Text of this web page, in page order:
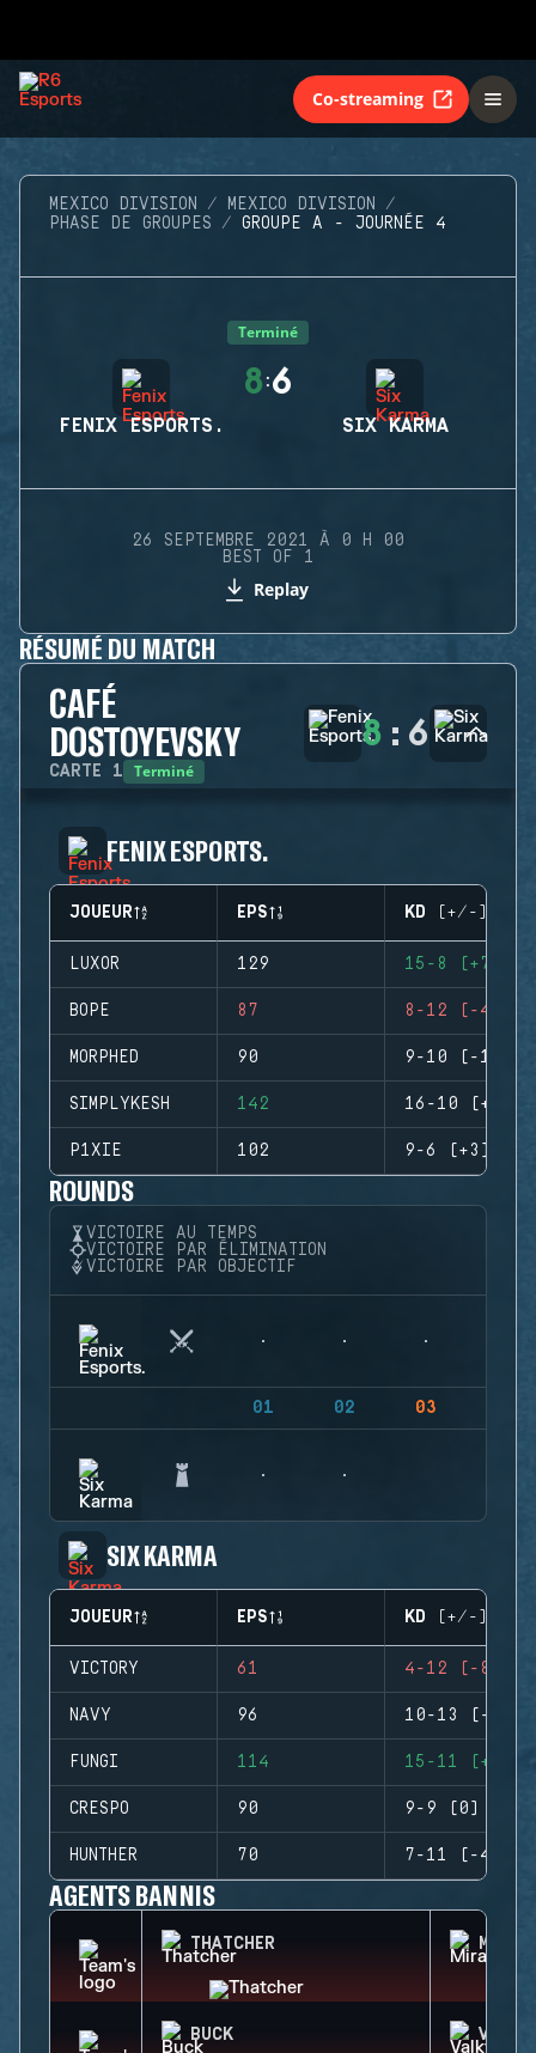
Co-streaming
MEXICO DIVISION
MEXICO DIVISION
PHASE DE GROUPES
GROUPE A - JOURNÉE 4
Terminé
FENIX ESPORTS.
8 :6
SIX KARMA
26 SEPTEMBRE 2021 À 0 H 00
BEST OF 1
Replay
RÉSUMÉ DU MATCH
CAFÉ
DOSTOYEVSKY
CARTE 1 Terminé
8 : 6
FENIX ESPORTS.
JOUEUR EPS KD (+/-)
LUXOR 129 15-8 (+7)
BOPE 87 8-12 (-4)
MORPHED 90 9-10 (-1)
SIMPLYKESH 142 16-10 (+6)
P1XIE 102 9-6 (+3)
ROUNDS
VICTOIRE AU TEMPS
VICTOIRE PAR ÉLIMINATION
VICTOIRE PAR OBJECTIF
01 02 03
SIX KARMA
JOUEUR EPS KD (+/-)
VICTORY 61 4-12 (-8)
NAVY 96 10-13 (-3)
FUNGI 114 15-11 (+4)
CRESPO 90 9-9 (0)
HUNTHER 70 7-11 (-4)
AGENTS BANNIS
THATCHER MIRA
BUCK